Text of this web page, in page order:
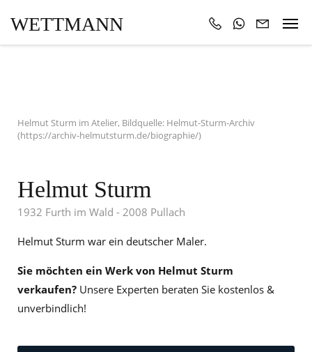
WETTMANN
Helmut Sturm im Atelier, Bildquelle: Helmut-Sturm-Archiv
(https://archiv-helmutsturm.de/biographie/)
Helmut Sturm
1932 Furth im Wald - 2008 Pullach
Helmut Sturm war ein deutscher Maler.
Sie möchten ein Werk von Helmut Sturm
verkaufen? Unsere Experten beraten Sie kostenlos &
unverbindlich!